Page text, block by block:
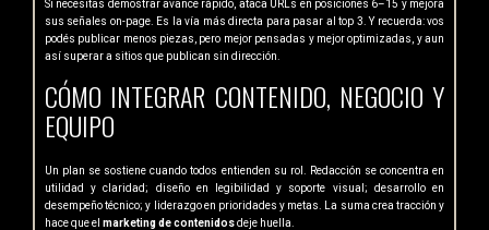
Si necesitas demostrar avance rápido, ataca URLs en posiciones 6–15 y mejora
sus señales on-page. Es la vía más directa para pasar al top 3. Y recuerda: vos
podés publicar menos piezas, pero mejor pensadas y mejor optimizadas, y aun
así superar a sitios que publican sin dirección.
CÓMO INTEGRAR CONTENIDO, NEGOCIO Y
EQUIPO
Un plan se sostiene cuando todos entienden su rol. Redacción se concentra en
utilidad y claridad; diseño en legibilidad y soporte visual; desarrollo en
desempeño técnico; y liderazgo en prioridades y metas. La suma crea tracción y
hace que el marketing de contenidosdeje huella.